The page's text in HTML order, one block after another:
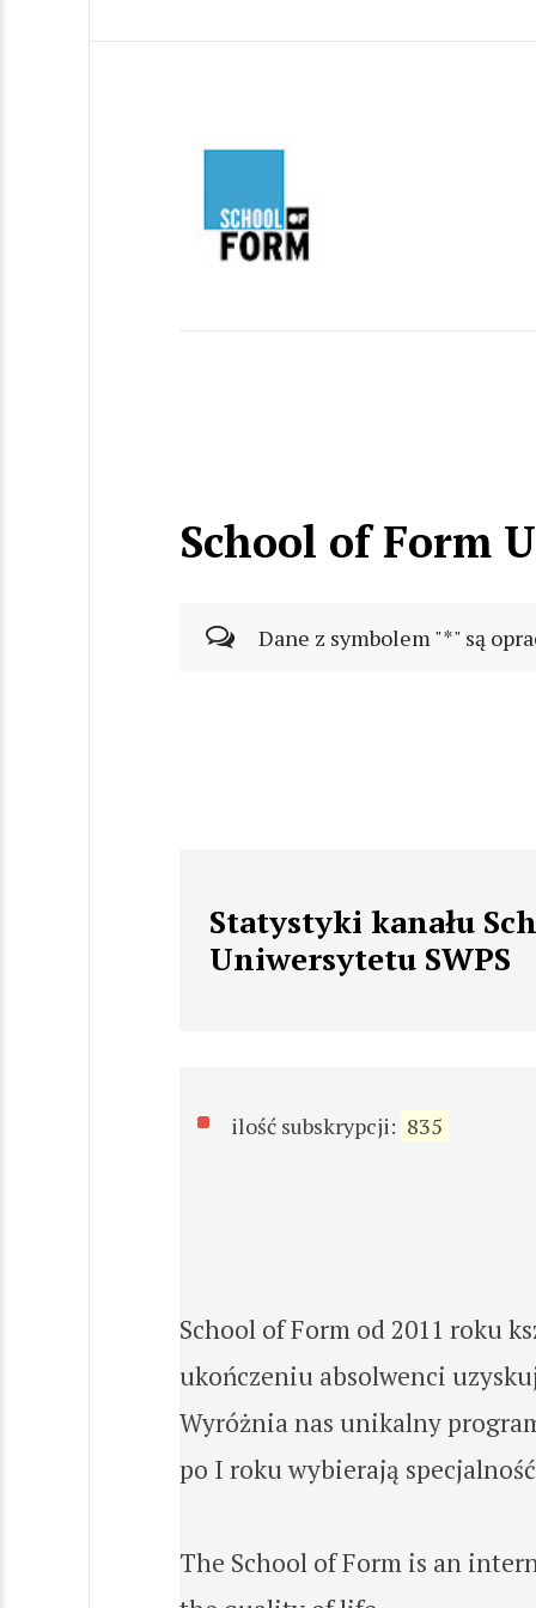
School of Form
Dane z symbolem "*" są
Statystyki kanału
Uniwersytetu SWPS
ilość subskrypcji: 835
School of Form od 2011 roku
ukończeniu absolwenci
Wyróżnia nas unikalny
po I roku wybierają
The School of Form is an